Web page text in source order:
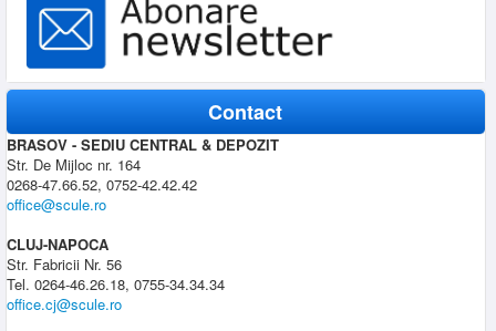
Contact
BRASOV - SEDIU CENTRAL & DEPOZIT
Str. De Mijloc nr. 164
0268-47.66.52, 0752-42.42.42
office@scule.ro
CLUJ-NAPOCA
Str. Fabricii Nr. 56
Tel. 0264-46.26.18, 0755-34.34.34
office.cj@scule.ro